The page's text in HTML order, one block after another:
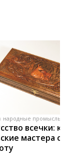
народные промыслы,
всечки: как
мастера